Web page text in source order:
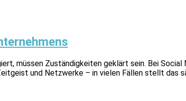
müssen Zuständigkeiten geklärt sein. Bei
und Netzwerke – in vielen Fällen stellt das